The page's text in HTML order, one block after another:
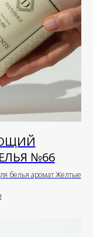
№66
белья аромат Желтые